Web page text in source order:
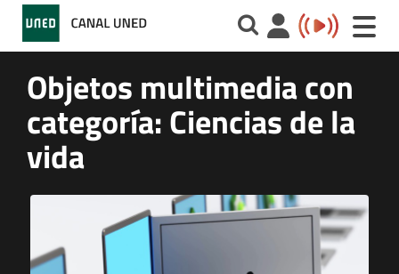
Toggle
Objetos multimedia con
categoría: Ciencias de la
vida